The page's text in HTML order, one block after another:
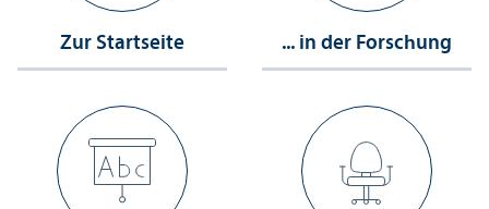
Zur Startseite ... in der Forschung